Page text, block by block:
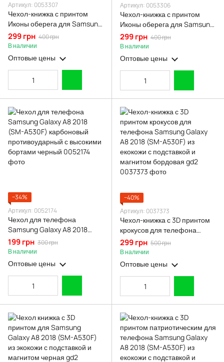
Артикул: 0053307
Чехол-книжка с принтом
Иконы оберега для Samsung
Galaxy A8 2018 (SM-A530F) с
подставкой на самсунг а8
2018 черная gd1
299 грн 400 грн
В наличии
Оптовые цены
Артикул: 0053306
Чехол-книжка с принтом
Иконы оберега для Samsung
Galaxy A8 2018 (SM-A530F) с
подставкой на самсунг а8
2018 бордовая gd1
299 грн 400 грн
В наличии
Оптовые цены
−34%
Артикул: 0052174
Чехол для телефона
Samsung Galaxy A8 2018
(SM-A530F) карбоновый
противоударный с высокими
бортами черный
199 грн 300 грн
В наличии
Оптовые цены
−40%
Артикул: 0037373
Чехол-книжка с 3D принтом
крокусов для телефона
Samsung Galaxy A8 2018
(SM-A530F) из екокожи с
подставкой и магнитом
бордовая gd2
299 грн 500 грн
В наличии
Оптовые цены